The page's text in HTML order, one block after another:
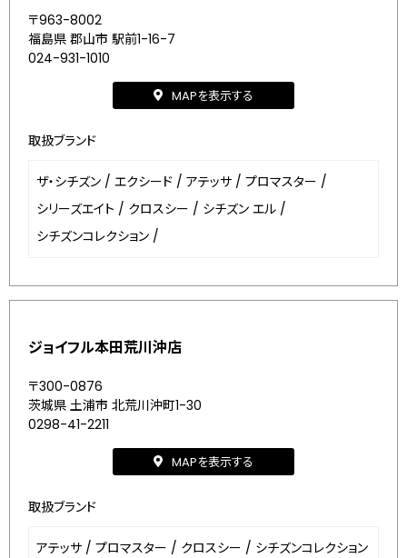
〒963-8002
福島県 郡山市 駅前1-16-7
024-931-1010
MAPを表示する
取扱ブランド
ザ・シチズン / エクシード / アテッサ / プロマスター /
シリーズエイト / クロスシー / シチズン エル /
シチズンコレクション /
ジョイフル本田荒川沖店
〒300-0876
茨城県 土浦市 北荒川沖町1-30
0298-41-2211
MAPを表示する
取扱ブランド
アテッサ / プロマスター / クロスシー / シチズンコレクション